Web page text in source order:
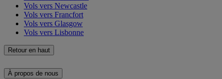
Vols vers Newcastle
Vols vers Francfort
Vols vers Glasgow
Vols vers Lisbonne
Retour en haut
À propos de nous